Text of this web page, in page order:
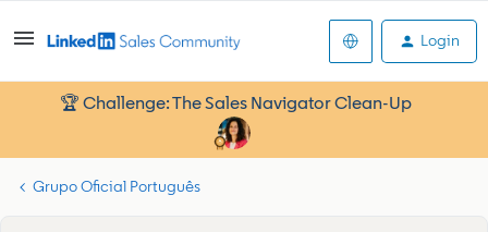
Login
🏆 Challenge: The Sales Navigator Clean-Up
Grupo Oficial Português